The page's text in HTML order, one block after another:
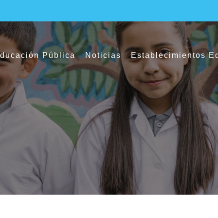
Pública Noticias Establecimientos